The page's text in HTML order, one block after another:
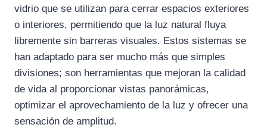
vidrio que se utilizan para cerrar espacios exteriores
o interiores, permitiendo que la luz natural fluya
libremente sin barreras visuales. Estos sistemas se
han adaptado para ser mucho más que simples
divisiones; son herramientas que mejoran la calidad
de vida al proporcionar vistas panorámicas,
optimizar el aprovechamiento de la luz y ofrecer una
sensación de amplitud.